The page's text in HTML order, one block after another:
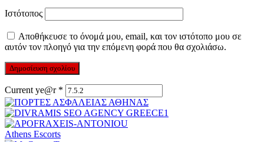
Ιστότοπος
Αποθήκευσε το όνομά μου, email, και τον ιστότοπο μου σε
αυτόν τον πλοηγό για την επόμενη φορά που θα σχολιάσω.
Current ye@r *
Athens Escorts